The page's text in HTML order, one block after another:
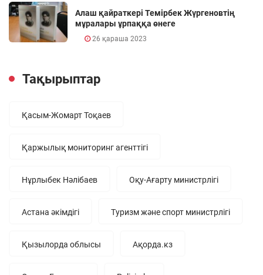
Алаш қайраткері Темірбек Жүргеновтің
мұралары ұрпаққа өнеге
26 қараша 2023
Тақырыптар
Қасым-Жомарт Тоқаев
Қаржылық мониторинг агенттігі
Нұрлыбек Нәлібаев Оқу-Ағарту министрлігі
Астана әкімдігі Туризм және спорт министрлігі
Қызылорда облысы Ақорда.кз